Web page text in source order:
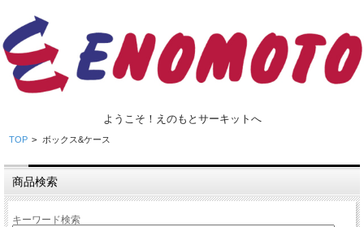
ようこそ！えのもとサーキットへ
TOP > ボックス&ケース
商品検索
キーワード検索